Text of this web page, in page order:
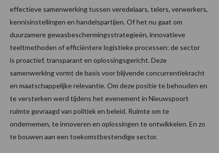
effectieve samenwerking tussen veredelaars, telers, verwerkers,
kennisinstellingen en handelspartijen. Of het nu gaat om
duurzamere gewasbeschermingsstrategieën, innovatieve
teeltmethoden of efficiëntere logistieke processen: de sector
is proactief, transparant en oplossingsgericht. Deze
samenwerking vormt de basis voor blijvende concurrentiekracht
en maatschappelijke relevantie. Om deze positie te behouden en
te versterken werd tijdens het evenement in Nieuwspoort
ruimte gevraagd van politiek en beleid. Ruimte om te
ondernemen, te innoveren en oplossingen te ontwikkelen. En zo
te bouwen aan een toekomstbestendige sector.